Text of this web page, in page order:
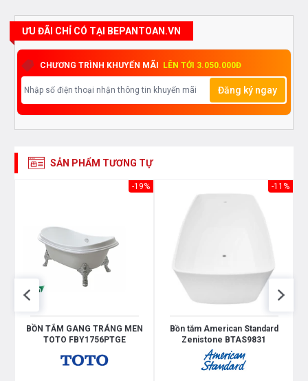
ƯU ĐÃI CHỈ CÓ TẠI BEPANTOAN.VN
CHƯƠNG TRÌNH KHUYẾN MÃI LÊN TỚI 3.050.000Đ
Đăng ký ngay
SẢN PHẨM TƯƠNG TỰ
-19%
BỒN TẮM GANG TRÁNG MEN
TOTO FBY1756PTGE
-11%
Bồn tắm American Standard
Zenistone BTAS9831